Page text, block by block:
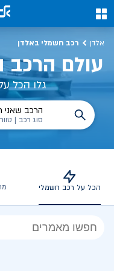
0
אלדן רכב חשמלי באלדן
עולם
גלו הכל
הרכב שאני
סוג רכב |
הכל על רכב חשמלי
הכל
הכל על רכב חשמלי, שימושים,